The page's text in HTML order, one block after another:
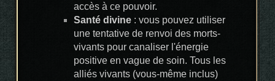
accès à ce pouvoir.
Santé divine : vous pouvez utiliser
une tentative de renvoi des morts-
vivants pour canaliser l'énergie
positive en vague de soin. Tous les
alliés vivants (vous-même inclus)